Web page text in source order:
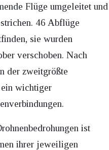
Flüge umgeleitet und
46 Abflüge
sie wurden
verschoben. Nach
der zweitgrößte
wichtiger
ist
ihrer jeweiligen